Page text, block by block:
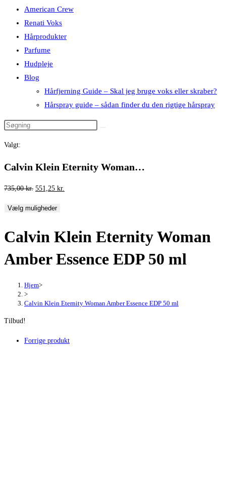
American Crew
Renati Voks
Hårprodukter
Parfume
Hudpleje
Blog
Hårfjerning Guide – Skal jeg bruge voks eller skraber?
Hårspray guide – sådan finder du den rigtige hårspray
Valgt:
Calvin Klein Eternity Woman…
735,00kr. Den
pris
735,00 kr..
551,25 kr.
551,25 kr..
Vælg muligheder
Calvin Klein Eternity Woman
Amber Essence EDP 50 ml
Hjem>
>
Calvin Klein Eternity Woman Amber Essence EDP 50 ml
Tilbud!
Forrige produkt